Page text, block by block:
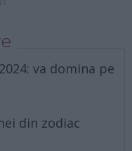
va domina pe
din zodiac